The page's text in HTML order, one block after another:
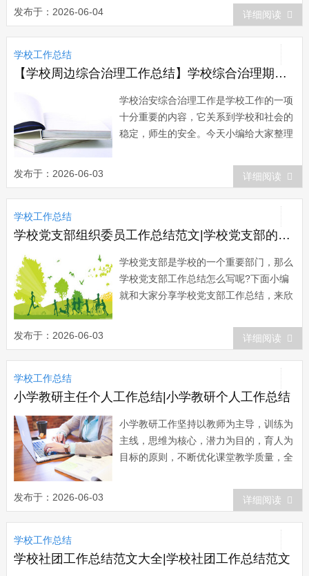
大家。 小学教师校本培训总结篇
一 本学期，我校继续做到有组织、有
计划的开展教师继续教育校本培训工作，
追求有效性，基本上能完成了，计划制订
中的各项任务...
发布于：2026-06-04 详细阅读
学校工作总结
【学校周边综合治理工作总结】学校综合治理期末工作总结报告
学校治安综合治理工作是学校工作的一项
十分重要的内容，它关系到学校和社会的
稳定，师生的安全。今天小编给大家整理
家有所帮助。学校综合治理期末工作总结
范文一 xx年我校大力整顿学校周边安
全环境，严抓校风、班风建设，落实安全
工作责任制，收到了良好的效果。全年学
生违法...
发布于：2026-06-03 详细阅读
学校工作总结
学校党支部组织委员工作总结范文|学校党支部的工作总结范文
学校党支部是学校的一个重要部门，那么
学校党支部工作总结怎么写呢?下面小编
就和大家分享学校党支部工作总结，来欣
(一) 20xx年年度，我校党总支在市教
育局党委的正确领导下，以“三个代表”重
要思想和科学发展观为指导，深入落实学
发布于：2026-06-03 详细阅读
学校工作总结
小学教研主任个人工作总结|小学教研个人工作总结
小学教研工作坚持以教师为主导，训练为
主线，思维为核心，潜力为目的，育人为
目标的原则，不断优化课堂教学质量，全
家分享小学教研工作总结，来欣赏一下
吧。 小学教研工作总结 一、以精
细化管理为抓手，促进教学常规进一步规
范。 教育教学工作是一个头绪众多的
系统工程，...
发布于：2026-06-03 详细阅读
学校工作总结
学校社团工作总结范文大全|学校社团工作总结范文